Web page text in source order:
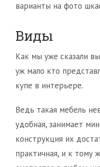
варианты на фото
Виды
Как мы уже сказали
уж мало кто
купе в интерьере.
Ведь такая мебель
удобная, занимает
конструкция их
практичная, и к тому